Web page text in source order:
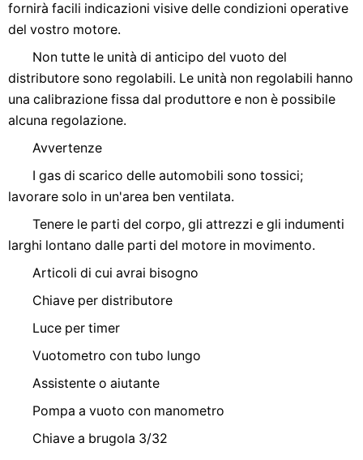
fornirà facili indicazioni visive delle condizioni operative
del vostro motore.
Non tutte le unità di anticipo del vuoto del
distributore sono regolabili. Le unità non regolabili hanno
una calibrazione fissa dal produttore e non è possibile
alcuna regolazione.
Avvertenze
I gas di scarico delle automobili sono tossici;
lavorare solo in un'area ben ventilata.
Tenere le parti del corpo, gli attrezzi e gli indumenti
larghi lontano dalle parti del motore in movimento.
Articoli di cui avrai bisogno
Chiave per distributore
Luce per timer
Vuotometro con tubo lungo
Assistente o aiutante
Pompa a vuoto con manometro
Chiave a brugola 3/32